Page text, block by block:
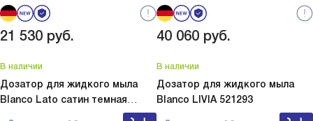
21 530 руб.
В наличии
Дозатор для жидкого мыла
Blanco Lato сатин темная
Lato сатин темная сталь
40 060 руб.
В наличии
Дозатор для жидкого мыла
Blanco LIVIA 521293